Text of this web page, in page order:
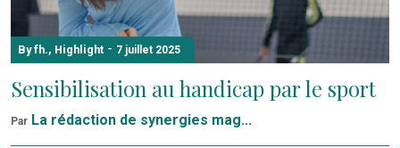
By fh., Highlight - 7 juillet 2025
Sensibilisation au handicap par le sport
Par La rédaction de synergies mag...